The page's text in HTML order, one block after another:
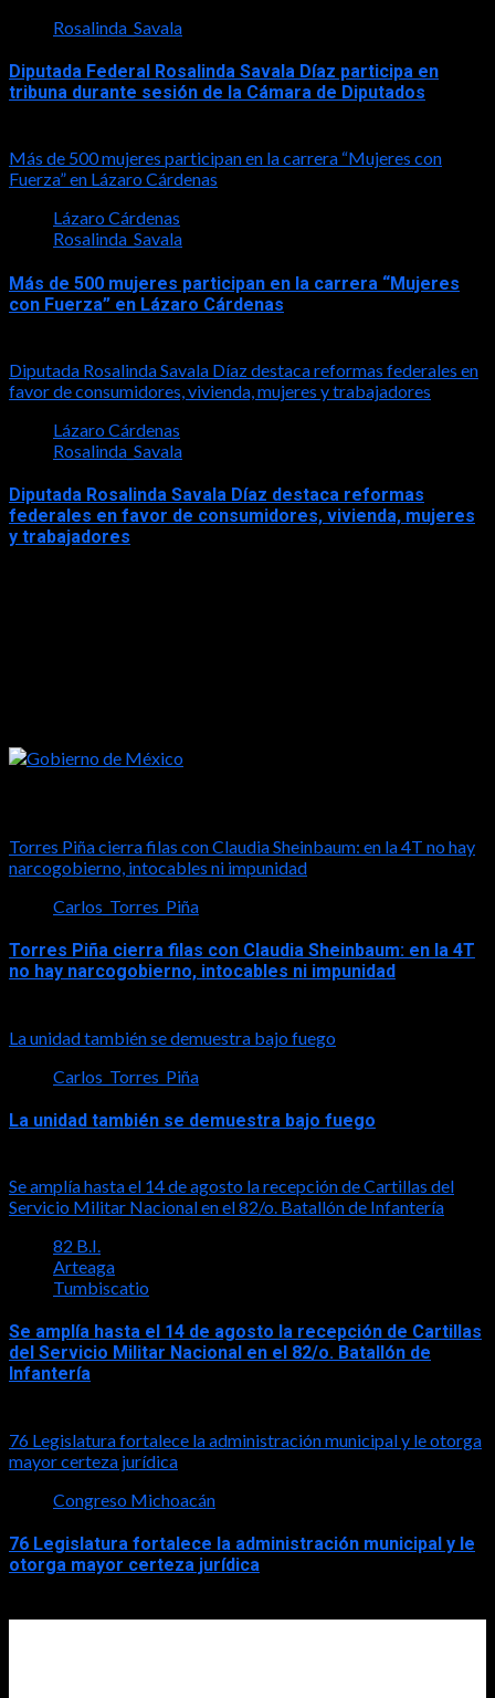
Rosalinda_Savala
Diputada Federal Rosalinda Savala Díaz participa en
tribuna durante sesión de la Cámara de Diputados
Más de 500 mujeres participan en la carrera “Mujeres con
Fuerza” en Lázaro Cárdenas
Lázaro Cárdenas
Rosalinda_Savala
Más de 500 mujeres participan en la carrera “Mujeres
con Fuerza” en Lázaro Cárdenas
Diputada Rosalinda Savala Díaz destaca reformas federales en
favor de consumidores, vivienda, mujeres y trabajadores
Lázaro Cárdenas
Rosalinda_Savala
Diputada Rosalinda Savala Díaz destaca reformas
federales en favor de consumidores, vivienda, mujeres
y trabajadores
Torres Piña cierra filas con Claudia Sheinbaum: en la 4T no hay
narcogobierno, intocables ni impunidad
Carlos_Torres_Piña
Torres Piña cierra filas con Claudia Sheinbaum: en la 4T
no hay narcogobierno, intocables ni impunidad
La unidad también se demuestra bajo fuego
Carlos_Torres_Piña
La unidad también se demuestra bajo fuego
Se amplía hasta el 14 de agosto la recepción de Cartillas del
Servicio Militar Nacional en el 82/o. Batallón de Infantería
82 B.I.
Arteaga
Tumbiscatio
Se amplía hasta el 14 de agosto la recepción de Cartillas
del Servicio Militar Nacional en el 82/o. Batallón de
Infantería
76 Legislatura fortalece la administración municipal y le otorga
mayor certeza jurídica
Congreso Michoacán
76 Legislatura fortalece la administración municipal y le
otorga mayor certeza jurídica